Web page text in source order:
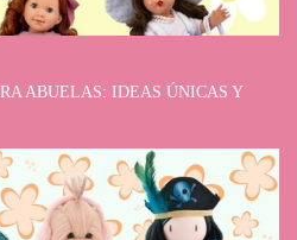
ABUELAS: IDEAS ÚNICAS Y